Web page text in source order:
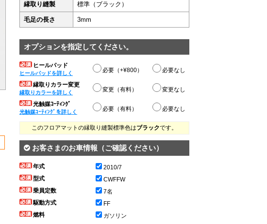
縁取り縫製 標準（ブラック）
毛足の長さ 3mm
オプションを指定してください。
ヒールパッド
ヒールパッドを詳しく 必要（+¥800） 必要なし
縁取りカラー変更
縁取りカラーを詳しく 変更（有料） 変更なし
光触媒ｺｰﾃｨﾝｸﾞ
光触媒ｺｰﾃｨﾝｸﾞを詳しく 必要（有料） 必要なし
このフロアマットの縁取り縫製標準色はブラックです。
お客さまのお車情報（ご確認ください）
年式
2010/7
型式
CWFFW
乗員定数
7名
駆動方式
FF
燃料
ガソリン